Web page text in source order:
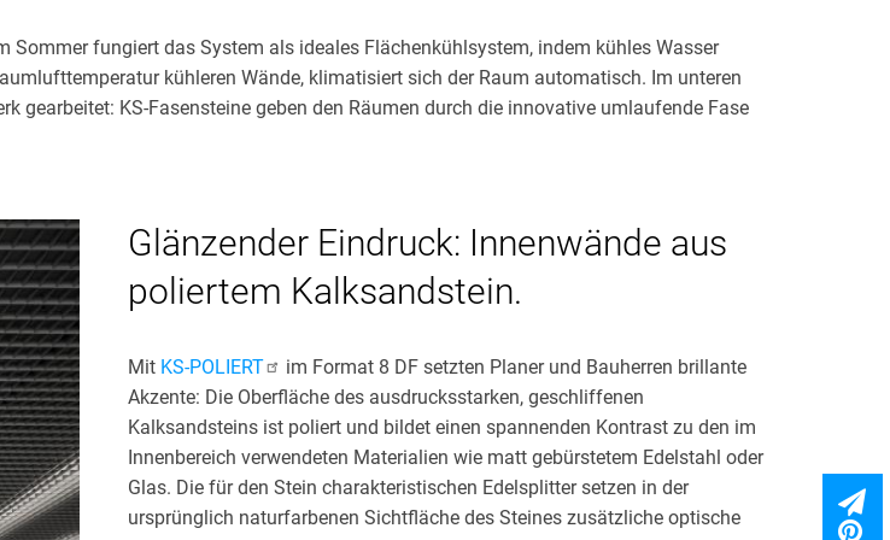
Sommer fungiert das System als ideales Flächenkühlsystem, indem kühles Wasser
kühleren Wände, klimatisiert sich der Raum automatisch. Im unteren
gearbeitet: KS-Fasensteine geben den Räumen durch die innovative umlaufende Fase
Glänzender Eindruck: Innenwände aus
poliertem Kalksandstein.
Mit KS-POLIERT
im Format 8 DF setzten Planer und Bauherren brillante
Akzente: Die Oberfläche des ausdrucksstarken, geschliffenen
Kalksandsteins ist poliert und bildet einen spannenden Kontrast zu den im
Innenbereich verwendeten Materialien wie matt gebürstetem Edelstahl oder
Glas. Die für den Stein charakteristischen Edelsplitter setzen in der
ursprünglich naturfarbenen Sichtfläche des Steines zusätzliche optische